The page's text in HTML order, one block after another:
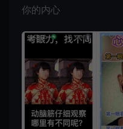
你的内心